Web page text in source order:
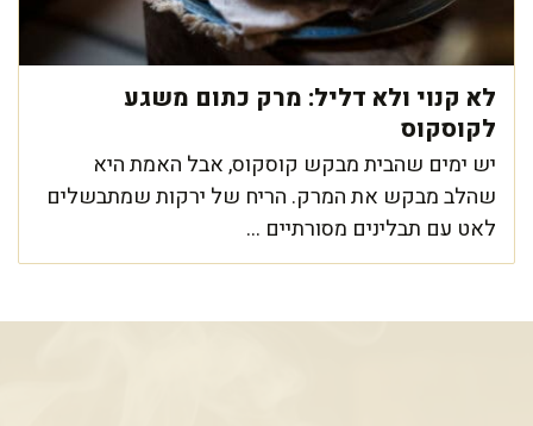
לא קנוי ולא דליל: מרק כתום משגע
לקוסקוס
יש ימים שהבית מבקש קוסקוס, אבל האמת היא
שהלב מבקש את המרק. הריח של ירקות שמתבשלים
לאט עם תבלינים מסורתיים ...